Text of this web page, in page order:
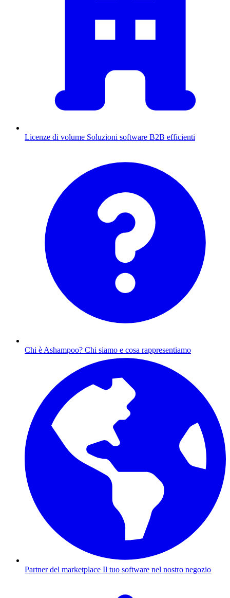
Licenze di volume Soluzioni software B2B efficienti
Chi è Ashampoo? Chi siamo e cosa rappresentiamo
Partner del marketplace Il tuo software nel nostro negozio